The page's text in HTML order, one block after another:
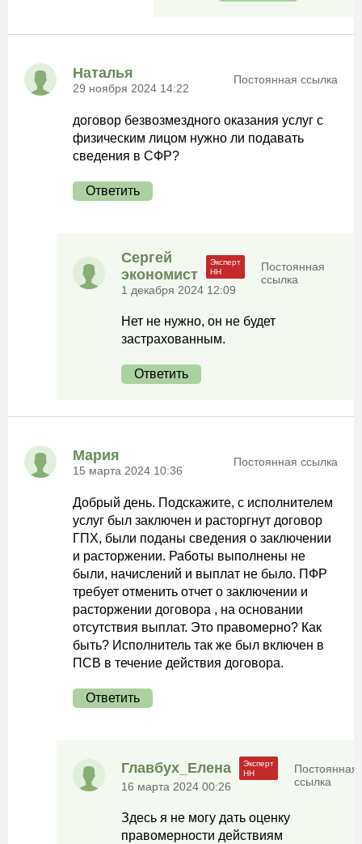
Наталья
29 ноября 2024 14:22
Постоянная ссылка
договор безвозмездного оказания услуг с
физическим лицом нужно ли подавать
сведения в СФР?
Ответить
Сергей
экономист
1 декабря 2024 12:09
Постоянная
ссылка
Нет не нужно, он не будет
застрахованным.
Ответить
Мария
15 марта 2024 10:36
Постоянная ссылка
Добрый день. Подскажите, с исполнителем
услуг был заключен и расторгнут договор
ГПХ, были поданы сведения о заключении
и расторжении. Работы выполнены не
были, начислений и выплат не было. ПФР
требует отменить отчет о заключении и
расторжении договора , на основании
отсутствия выплат. Это правомерно? Как
быть? Исполнитель так же был включен в
ПСВ в течение действия договора.
Ответить
Главбух_Елена
16 марта 2024 00:26
Постоянная
ссылка
Здесь я не могу дать оценку
правомерности действиям